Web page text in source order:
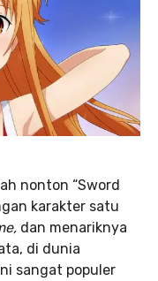
nonton “Sword
karakter satu
dan menariknya
di dunia
sangat populer